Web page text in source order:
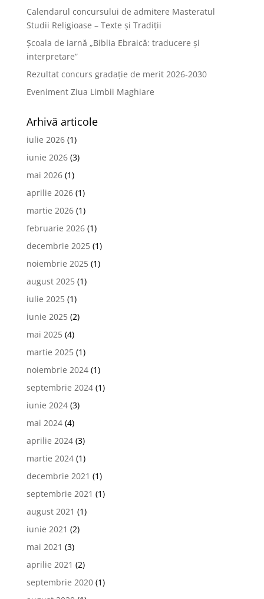
Calendarul concursului de admitere Masteratul
Studii Religioase – Texte și Tradiții
Școala de iarnă „Biblia Ebraică: traducere și
interpretare”
Rezultat concurs gradație de merit 2026-2030
Eveniment Ziua Limbii Maghiare
Arhivă articole
iulie 2026(1)
iunie 2026(3)
mai 2026(1)
aprilie 2026(1)
martie 2026(1)
februarie 2026(1)
decembrie 2025(1)
noiembrie 2025(1)
august 2025(1)
iulie 2025(1)
iunie 2025(2)
mai 2025(4)
martie 2025(1)
noiembrie 2024(1)
septembrie 2024(1)
iunie 2024(3)
mai 2024(4)
aprilie 2024(3)
martie 2024(1)
decembrie 2021 (1)
septembrie 2021 (1)
august 2021 (1)
iunie 2021 (2)
mai 2021 (3)
aprilie 2021 (2)
septembrie 2020(1)